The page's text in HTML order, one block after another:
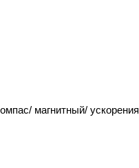
магнитный/ ускорения